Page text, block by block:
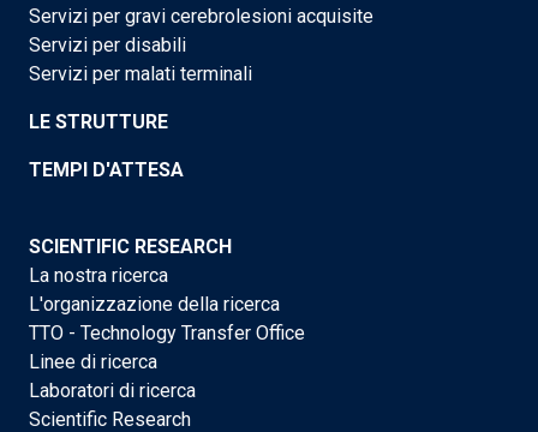
Servizi per gravi cerebrolesioni acquisite
Servizi per disabili
Servizi per malati terminali
LE STRUTTURE
TEMPI D'ATTESA
SCIENTIFIC RESEARCH
La nostra ricerca
L'organizzazione della ricerca
TTO - Technology Transfer Office
Linee di ricerca
Laboratori di ricerca
Scientific Research